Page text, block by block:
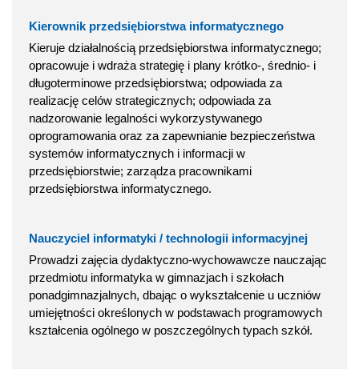
Kierownik przedsiębiorstwa informatycznego
Kieruje działalnością przedsiębiorstwa informatycznego;
opracowuje i wdraża strategię i plany krótko-, średnio- i
długoterminowe przedsiębiorstwa; odpowiada za
realizację celów strategicznych; odpowiada za
nadzorowanie legalności wykorzystywanego
oprogramowania oraz za zapewnianie bezpieczeństwa
systemów informatycznych i informacji w
przedsiębiorstwie; zarządza pracownikami
przedsiębiorstwa informatycznego.
Nauczyciel informatyki / technologii informacyjnej
Prowadzi zajęcia dydaktyczno-wychowawcze nauczając
przedmiotu informatyka w gimnazjach i szkołach
ponadgimnazjalnych, dbając o wykształcenie u uczniów
umiejętności określonych w podstawach programowych
kształcenia ogólnego w poszczególnych typach szkół.